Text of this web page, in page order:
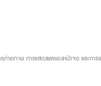
รถ่ายภาพ การแสดงผลของหน้าจอ และก